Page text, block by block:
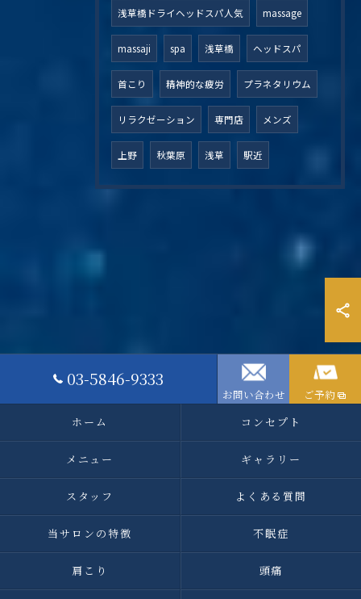
浅草橋ドライヘッドスパ人気 massage
massaji spa 浅草橋 ヘッドスパ
首こり 精神的な疲労 プラネタリウム
リラクゼーション 専門店 メンズ
上野 秋葉原 浅草 駅近
03-5846-9333
お問い合わせ
ご予約
ホーム
コンセプト
メニュー ギャラリー
スタッフ よくある質問
当サロンの特徴 不眠症
肩こり 頭痛